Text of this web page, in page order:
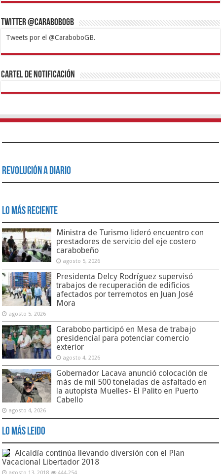
Twitter @CaraboboGB
Tweets por el @CaraboboGB.
1xbetBetturkeyBetistKralbetSupertotobetTipobetMatadorbetMariobet
https://mvbcasino.com/
Cartel de Notificación
Revolución a Diario
Lo Más Reciente
Ministra de Turismo lideró encuentro con
prestadores de servicio del eje costero
carabobeño
agosto 5, 2026
Presidenta Delcy Rodríguez supervisó
trabajos de recuperación de edificios
afectados por terremotos en Juan José
Mora
agosto 5, 2026
Carabobo participó en Mesa de trabajo
presidencial para potenciar comercio
exterior
agosto 4, 2026
Gobernador Lacava anunció colocación de
más de mil 500 toneladas de asfaltado en
la autopista Muelles- El Palito en Puerto
Cabello
agosto 4, 2026
Lo Más Leido
Alcaldía continúa llevando diversión con el Plan
Vacacional Libertador 2018